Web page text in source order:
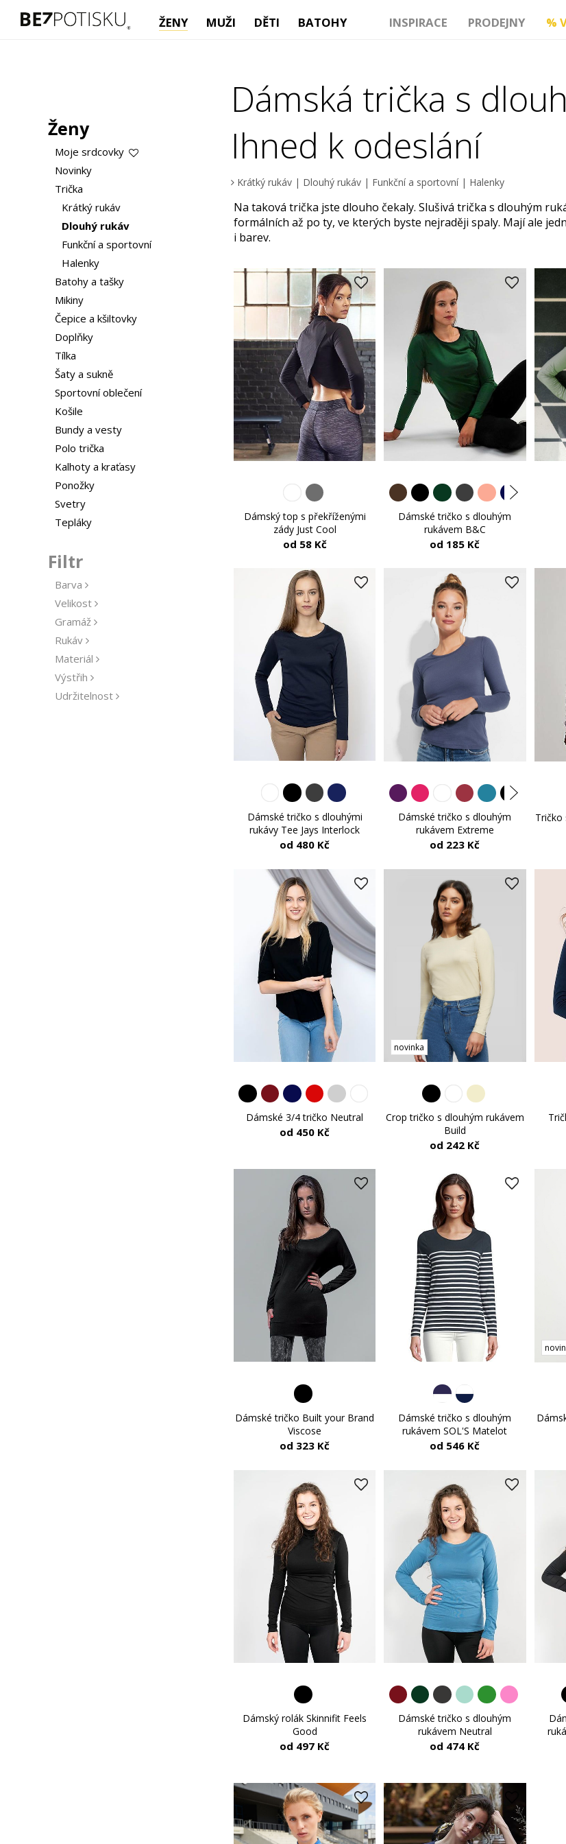
ŽENY MUŽI DĚTI BATOHY INSPIRACE PRODEJNY %
Ženy
Moje srdcovky
Novinky
Trička
Krátký rukáv
Dlouhý rukáv
Funkční a sportovní
Halenky
Batohy a tašky
Mikiny
Čepice a kšiltovky
Doplňky
Tílka
Šaty a sukně
Sportovní oblečení
Košile
Bundy a vesty
Polo trička
Kalhoty a kraťasy
Ponožky
Svetry
Tepláky
Filtr
Barva
Velikost
Gramáž
Rukáv
Materiál
Výstřih
Udržitelnost
Dámská trička s
Ihned k odeslání
Krátký rukáv | Dlouhý rukáv | Funkční a sportovní| Halenky
Na taková trička jste dlouho čekaly. Slušivá trička s dlouhým
formálních až po ty, ve kterých byste nejraději spaly. Mají ale
i barev.
Dámský top s překříženými
zády Just Cool
od 58 Kč
Dámské tričko s dlouhým
rukávem B&C
od 185 Kč
Dámské tričko s dlouhými
rukávy Tee Jays Interlock
od 480 Kč
Dámské tričko s dlouhým
rukávem Extreme
od 223 Kč
Tričko
Dámské 3/4 tričko Neutral
od 450 Kč
novinka
Crop tričko s dlouhým rukávem
Build
od 242 Kč
Dámské tričko Built your Brand
Viscose
od 323 Kč
Dámské tričko s dlouhým
rukávem SOL'S Matelot
od 546 Kč
Dámský rolák Skinnifit Feels
Good
od 497 Kč
Dámské tričko s dlouhým
rukávem Neutral
od 474 Kč